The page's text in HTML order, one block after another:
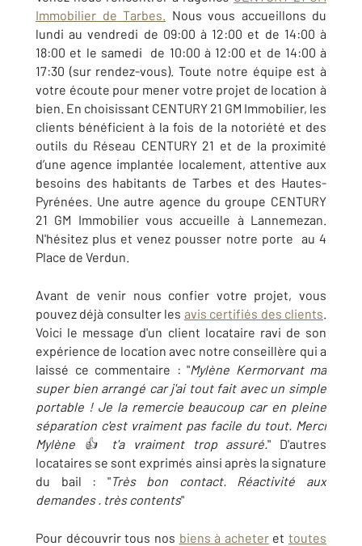
Immobilier de Tarbes. Nous vous accueillons du
lundi au vendredi de 09:00 à 12:00 et de 14:00 à
18:00 et le samedi de 10:00 à 12:00 et de 14:00 à
17:30 (sur rendez-vous). Toute notre équipe est à
votre écoute pour mener votre projet de location à
bien. En choisissant CENTURY 21 GM Immobilier, les
clients bénéficient à la fois de la notoriété et des
outils du Réseau CENTURY 21 et de la proximité
d’une agence implantée localement, attentive aux
besoins des habitants de Tarbes et des Hautes-
Pyrénées. Une autre agence du groupe CENTURY
21 GM Immobilier vous accueille à Lannemezan.
N'hésitez plus et venez pousser notre porte au 4
Place de Verdun.
Avant de venir nous confier votre projet, vous
pouvez déjà consulter les avis certifiés des clients.
Voici le message d'un client locataire ravi de son
expérience de location avec notre conseillère qui a
laissé ce commentaire : "Mylène Kermorvant ma
super bien arrangé car j'ai tout fait avec un simple
portable ! Je la remercie beaucoup car en pleine
séparation c'est vraiment pas facile du tout. Merci
Mylène 👍 t'a vraiment trop assuré." D'autres
locataires se sont exprimés ainsi après la signature
du bail : "Très bon contact. Réactivité aux
demandes . très contents"
Pour découvrir tous nos biens à acheteret toutes